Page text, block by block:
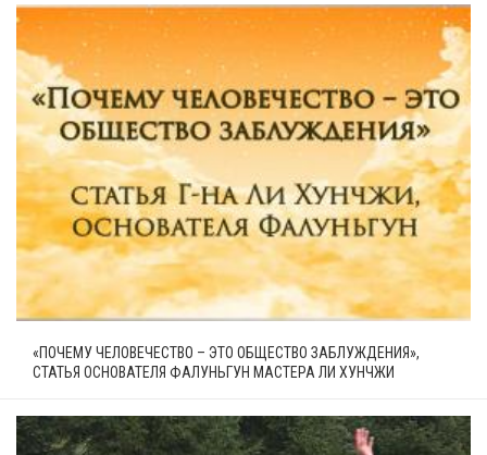
«ПОЧЕМУ ЧЕЛОВЕЧЕСТВО – ЭТО ОБЩЕСТВО ЗАБЛУЖДЕНИЯ»,
СТАТЬЯ ОСНОВАТЕЛЯ ФАЛУНЬГУН МАСТЕРА ЛИ ХУНЧЖИ